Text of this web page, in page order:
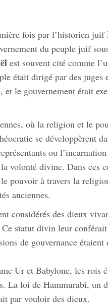
fois par l’historien juif
du peuple juif
est souvent cité comme
était dirigé par des juges
le gouvernement était
où la religion et le
se développèrent
ou
volonté divine. Dans ces
pouvoir à travers la
anciennes.
considérés des dieux
statut divin leur
de gouvernance
Ur et Babylone, les rois
La loi de Hammurabi, un
par vouloir des dieux.